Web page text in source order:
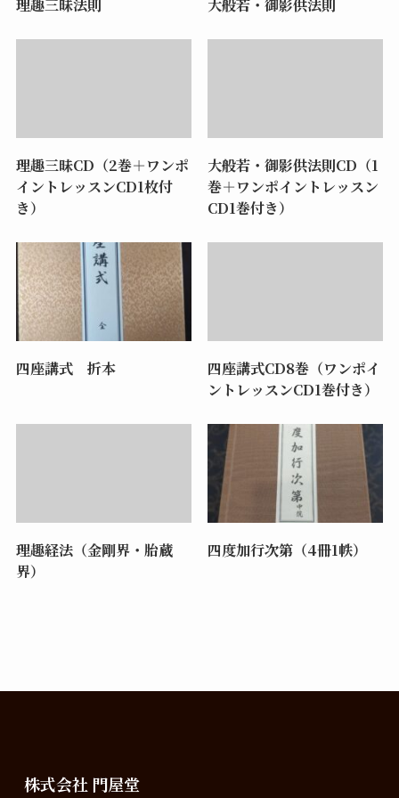
理趣三昧法則 大般若・御影供法則
理趣三昧CD（2巻＋ワンポ
イントレッスンCD1枚付
き）
大般若・御影供法則CD（1
巻＋ワンポイントレッスン
CD1巻付き）
四座講式 折本
四座講式CD8巻（ワンポイ
ントレッスンCD1巻付き）
理趣経法（金剛界・胎蔵
界）
四度加行次第（4冊1帙）
株式会社 門屋堂